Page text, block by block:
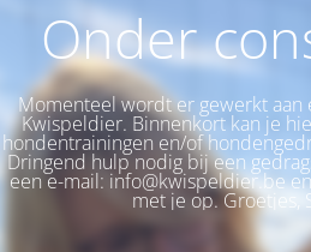
Onder
Momenteel wordt er gewerkt aan
Kwispeldier. Binnenkort kan je
hondentrainingen en/of
Dringend hulp nodig bij een
een e-mail: info@kwispeldier.be
met je op. Groetjes,